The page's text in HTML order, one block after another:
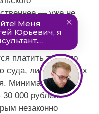
— уже не
Верхняя граница
платить тем, кто
суда, лишившего их
Минимальный
000 рублей.
незаконно